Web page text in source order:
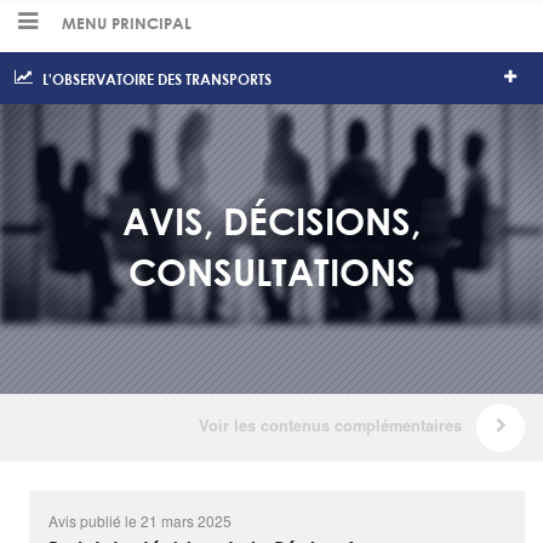
MENU PRINCIPAL
L'OBSERVATOIRE DES TRANSPORTS
AVIS, DÉCISIONS,
CONSULTATIONS
Avis publié le 21 mars 2025